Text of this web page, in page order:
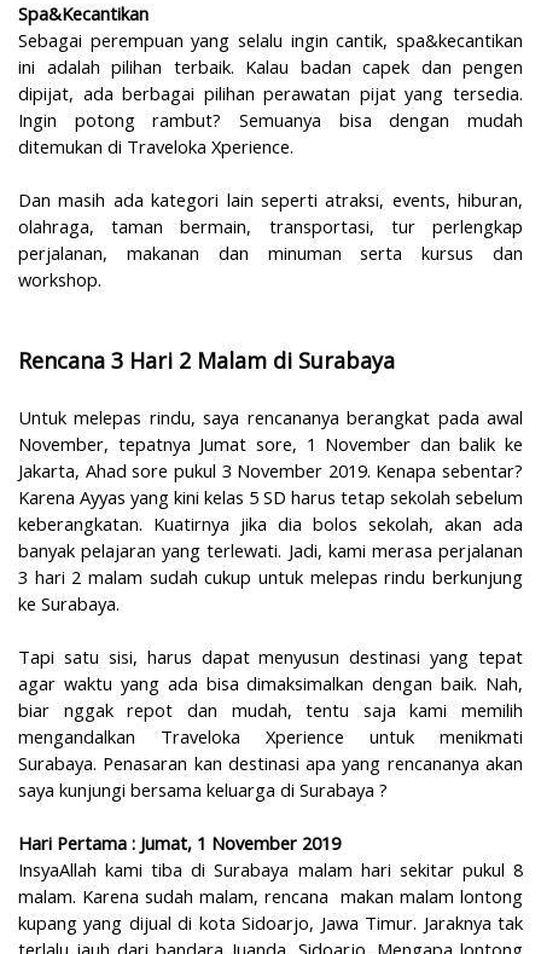
Spa&Kecantikan
Sebagai perempuan yang selalu ingin cantik, spa&kecantikan
ini adalah pilihan terbaik. Kalau badan capek dan pengen
dipijat, ada berbagai pilihan perawatan pijat yang tersedia.
Ingin potong rambut? Semuanya bisa dengan mudah
ditemukan di Traveloka Xperience.
Dan masih ada kategori lain seperti atraksi, events, hiburan,
olahraga, taman bermain, transportasi, tur perlengkap
perjalanan, makanan dan minuman serta kursus dan
workshop.
Rencana 3 Hari 2 Malam di Surabaya
Untuk melepas rindu, saya rencananya berangkat pada awal
November, tepatnya Jumat sore, 1 November dan balik ke
Jakarta, Ahad sore pukul 3 November 2019. Kenapa sebentar?
Karena Ayyas yang kini kelas 5 SD harus tetap sekolah sebelum
keberangkatan. Kuatirnya jika dia bolos sekolah, akan ada
banyak pelajaran yang terlewati. Jadi, kami merasa perjalanan
3 hari 2 malam sudah cukup untuk melepas rindu berkunjung
ke Surabaya.
Tapi satu sisi, harus dapat menyusun destinasi yang tepat
agar waktu yang ada bisa dimaksimalkan dengan baik. Nah,
biar nggak repot dan mudah, tentu saja kami memilih
mengandalkan Traveloka Xperience untuk menikmati
Surabaya. Penasaran kan destinasi apa yang rencananya akan
saya kunjungi bersama keluarga di Surabaya ?
Hari Pertama : Jumat, 1 November 2019
InsyaAllah kami tiba di Surabaya malam hari sekitar pukul 8
malam. Karena sudah malam, rencana makan malam lontong
kupang yang dijual di kota Sidoarjo, Jawa Timur. Jaraknya tak
terlalu jauh dari bandara Juanda, Sidoarjo. Mengapa lontong